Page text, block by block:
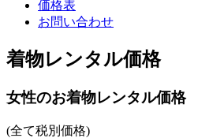
価格表
お問い合わせ
着物レンタル価格
女性のお着物レンタル価格
(全て税別価格)